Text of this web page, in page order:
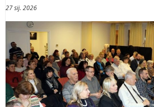
27 sij. 2026